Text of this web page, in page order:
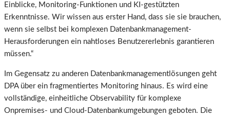
Einblicke, Monitoring-Funktionen und KI-gestützten
Erkenntnisse. Wir wissen aus erster Hand, dass sie sie brauchen,
wenn sie selbst bei komplexen Datenbankmanagement-
Herausforderungen ein nahtloses Benutzererlebnis garantieren
müssen.“
Im Gegensatz zu anderen Datenbankmanagementlösungen geht
DPA über ein fragmentiertes Monitoring hinaus. Es wird eine
vollständige, einheitliche Observability für komplexe
Onpremises- und Cloud-Datenbankumgebungen geboten. Die